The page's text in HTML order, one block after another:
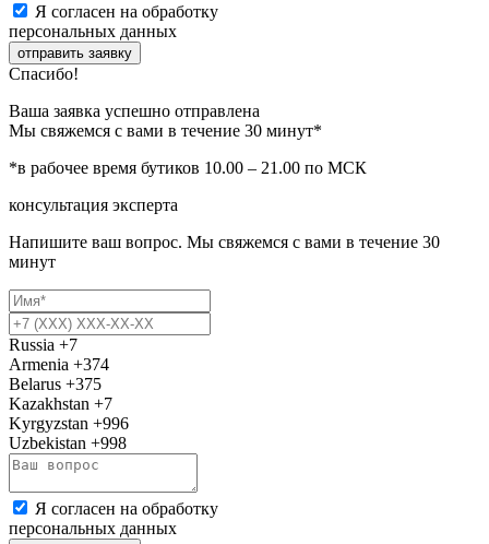
Я согласен на обработку
персональных данных
отправить заявку
Спасибо!
Ваша заявка успешно отправлена
Мы свяжемся с вами в течение 30 минут*
*в рабочее время бутиков 10.00 – 21.00 по МСК
консультация эксперта
Напишите ваш вопрос. Мы свяжемся с вами в течение 30
минут
Russia +7
Armenia +374
Belarus +375
Kazakhstan +7
Kyrgyzstan +996
Uzbekistan +998
Я согласен на обработку
персональных данных